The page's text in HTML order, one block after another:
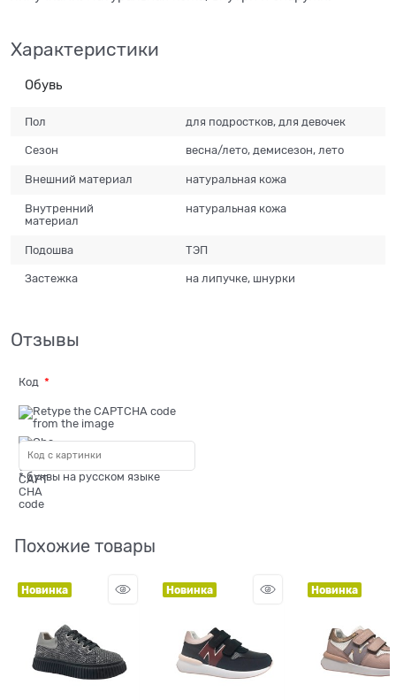
Характеристики
Обувь
Пол для подростков, для девочек
Сезон весна/лето, демисезон, лето
Внешний материал натуральная кожа
Внутренний
материал
натуральная кожа
Подошва ТЭП
Застежка на липучке, шнурки
Отзывы
Код
* буквы на русском языке
Похожие товары
Новинка Новинка Новинка